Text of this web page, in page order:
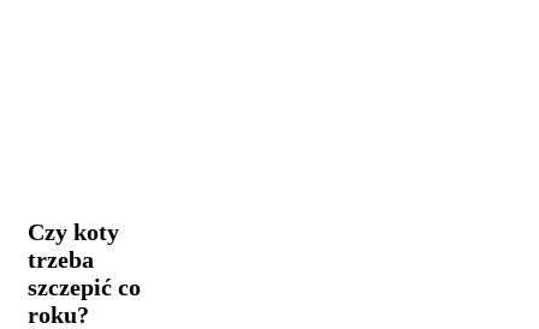
szczepić
co
roku?
Czy koty
trzeba
szczepić co
roku?